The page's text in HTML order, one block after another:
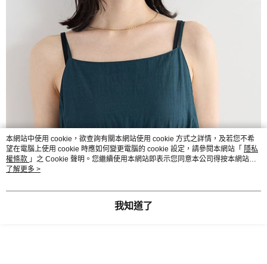
本網站中使用 cookie，欲查詢有關本網站使用 cookie 方式之詳情，及若您不希
望在電腦上使用 cookie 時應如何變更電腦的 cookie 設定，請參閱本網站「 隱私
權條款 」之 Cookie 聲明。您繼續使用本網站即表示您同意本公司得按本網站使
用條款之 Cookie 聲明使用 cookie。
了解更多 >
我知道了